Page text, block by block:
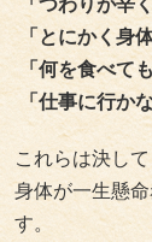
「つわりが辛
「とにかく身
「何を食べて
「仕事に行か
これらは決し
身体が一生懸
す。